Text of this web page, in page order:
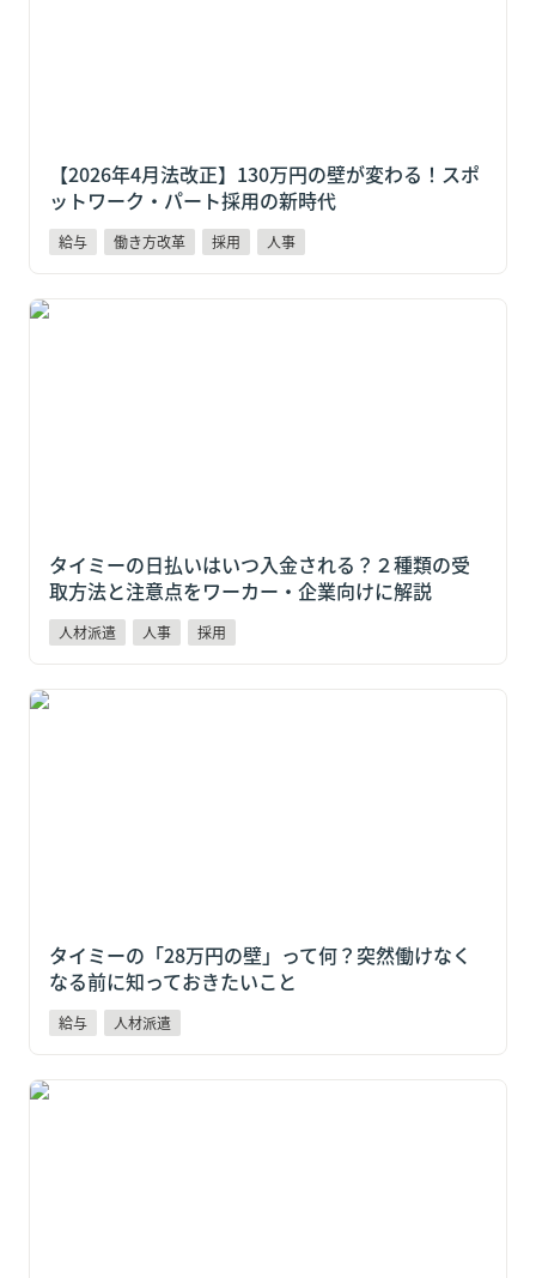
【2026年4月法改正】130万円の壁が変わる！スポ
ットワーク・パート採用の新時代
給与 働き方改革 採用 人事
タイミーの日払いはいつ入金される？２種類の受取方
タイミーの日払いはいつ入金される？２種類の受
取方法と注意点をワーカー・企業向けに解説
人材派遣 人事 採用
タイミーの「28万円の壁」って何？突然働けなくなる
タイミーの「28万円の壁」って何？突然働けなく
なる前に知っておきたいこと
給与 人材派遣
スポットワーク経験者の86％が「即日給与」を評価！